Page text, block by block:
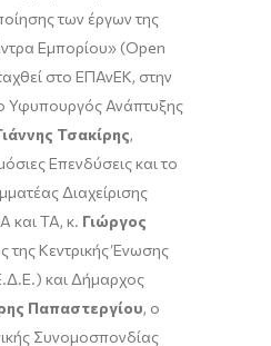
των έργων της
Εμπορίου» (Open
στο ΕΠΑνΕΚ, στην
Υφυπουργός Ανάπτυξης
Τσακίρης,
Επενδύσεις και το
Διαχείρισης
και ΤΑ, κ. Γιώργος
της Κεντρικής Ένωσης
και Δήμαρχος
Παπαστεργίου, ο
Συνομοσπονδίας